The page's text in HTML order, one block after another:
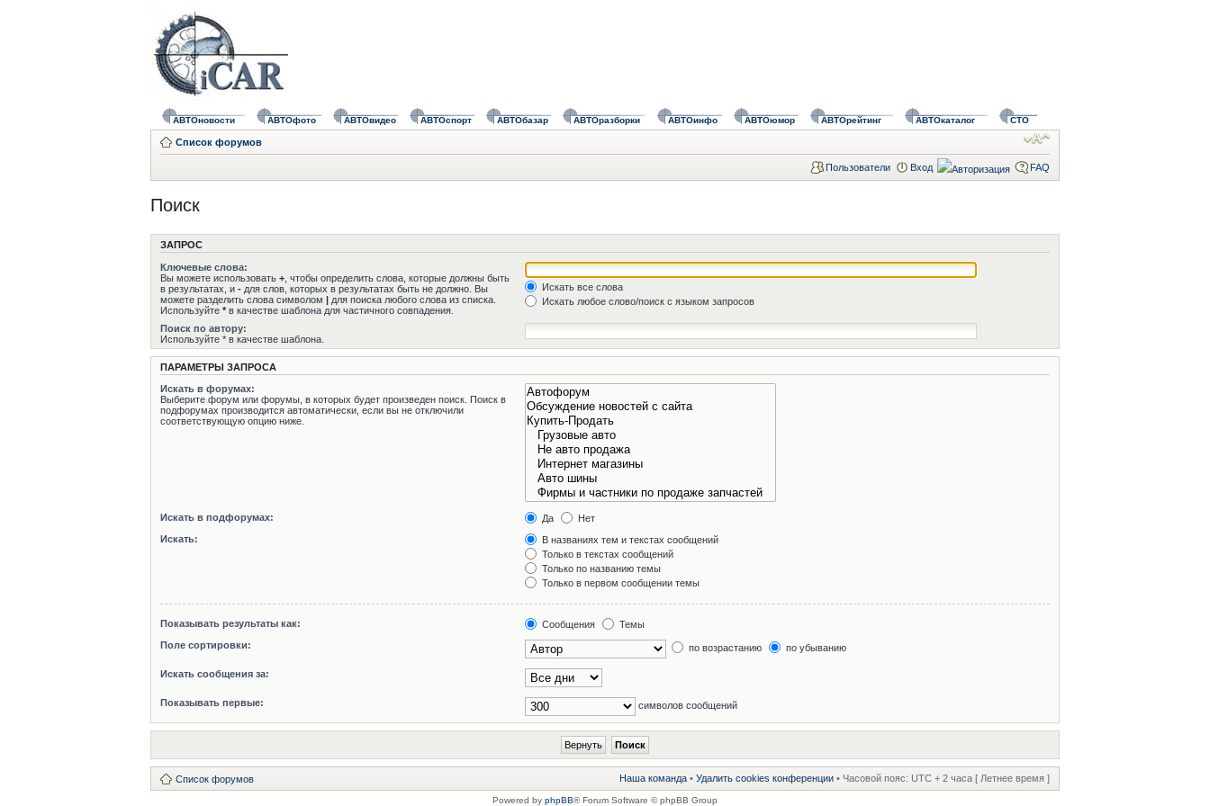
АВТОновости АВТОфото АВТОвидео АВТОспорт АВТОбазар АВТОразборки АВТОинфо АВТОюмор АВТОрейтинг АВТОкаталог СТО
Список форумов
Пользователи Вход FAQ
Поиск
ЗАПРОС
Ключевые слова:
Вы можете использовать + , чтобы определить слова, которые должны быть
в результатах, и - для слов, которых в результатах быть не должно. Вы
можете разделить слова символом | для поиска любого слова из списка.
Используйте * в качестве шаблона для частичного совпадения.
Искать все слова
Искать любое слово/поиск с языком запросов
Поиск по автору:
Используйте * в качестве шаблона.
ПАРАМЕТРЫ ЗАПРОСА
Искать в форумах:
Выберите форум или форумы, в которых будет произведен поиск. Поиск в
подфорумах производится автоматически, если вы не отключили
соответствующую опцию ниже.
Искать в подфорумах: Да
Нет
Искать:
В названиях тем и текстах сообщений
Только в текстах сообщений
Только по названию темы
Только в первом сообщении темы
Показывать результаты как: Сообщения
Темы
Поле сортировки:
по возрастанию по убыванию
Искать сообщения за:
Показывать первые: символов сообщений
Список форумов Наша команда • Удалить cookies конференции • Часовой пояс: UTC + 2 часа [ Летнее время ]
Powered by phpBB® Forum Software © phpBB Group